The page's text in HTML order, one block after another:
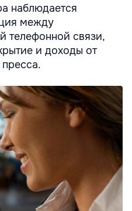
наблюдается
между
телефонной связи,
и доходы от